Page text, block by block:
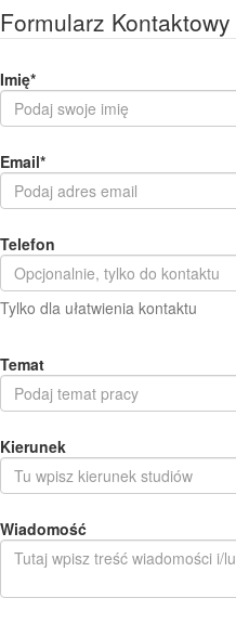
Formularz Kontaktowy
Imię*
Email*
Telefon
Tylko dla ułatwienia kontaktu
Temat
Kierunek
Wiadomość